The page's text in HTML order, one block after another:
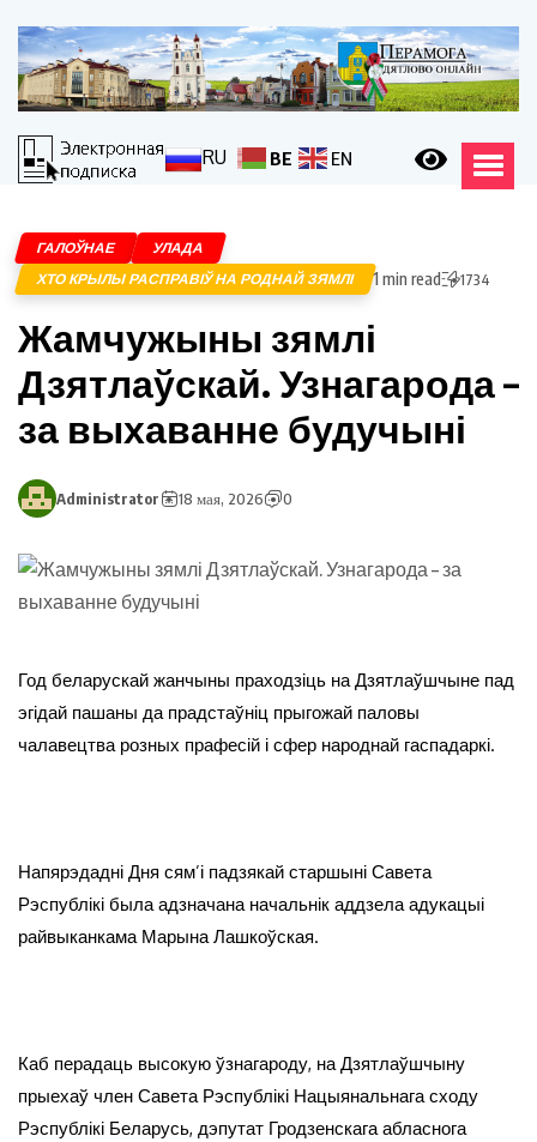
RU BE EN
ГАЛОЎНАЕ
УЛАДА
ХТО КРЫЛЫ РАСПРАВІЎ НА РОДНАЙ ЗЯМЛІ
1 min read 1734
Жамчужыны зямлі
Дзятлаўскай. Узнагарода –
за выхаванне будучыні
Administrator 18 мая, 2026 0
Год беларускай жанчыны праходзіць на Дзятлаўшчыне пад
эгідай пашаны да прадстаўніц прыгожай паловы
чалавецтва розных прафесій і сфер народнай гаспадаркі.
Напярэдадні Дня сям’і падзякай старшыні Савета
Рэспублікі была адзначана начальнік аддзела адукацыі
райвыканкама Марына Лашкоўская.
Каб перадаць высокую ўзнагароду, на Дзятлаўшчыну
прыехаў член Савета Рэспублікі Нацыянальнага сходу
Рэспублікі Беларусь, дэпутат Гродзенскага абласнога